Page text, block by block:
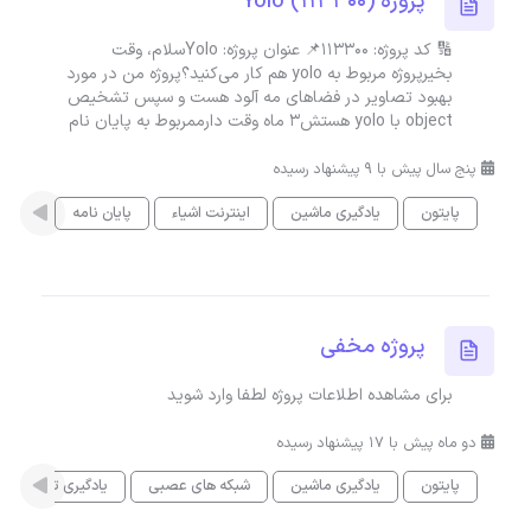
🔢 کد پروژه: 113300📌 عنوان پروژه: Yoloسلام، وقت
بخیرپروژه مربوط به yolo هم کار می‌کنید؟پروژه من در مورد
بهبود تصاویر در فضاهای مه آلود هست و سپس تشخیص
object با yolo هستش3 ماه وقت دارممربوط به پایان نام
پنج سال پیش با 9 پیشنهاد رسیده
پایتون
یادگیری ماشین اینترنت اشیاء پایان نامه
پروژه مخفی
برای مشاهده اطلاعات پروژه لطفا وارد شوید
دو ماه پیش با 17 پیشنهاد رسیده
پایتون
یادگیری ماشین شبکه های عصبی یادگیری تقویتی